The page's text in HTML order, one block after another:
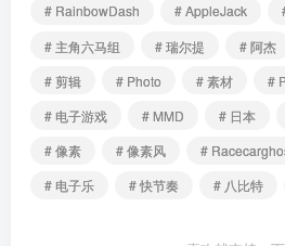
# RainbowDash
# AppleJack
# 主角六马组
# 瑞尔提 # 阿杰
# 剪辑
# Photo # 素材 #
# 电子游戏
# MMD # 日本
# 像素
# 像素风 #
# 电子乐
# 快节奏 # 八比特